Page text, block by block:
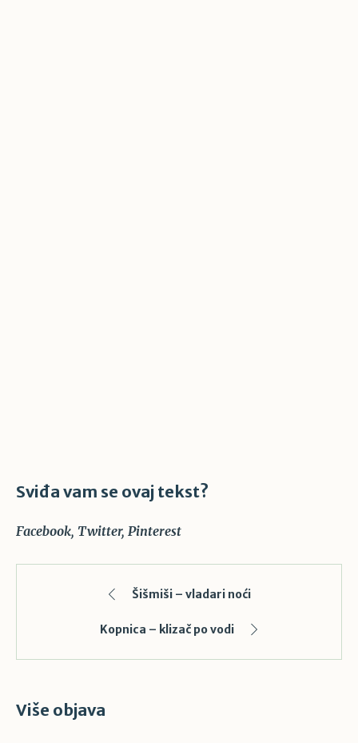
Sviđa vam se ovaj tekst?
Facebook Twitter Pinterest
Šišmiši – vladari noći
Kopnica – klizač po vodi
Više objava